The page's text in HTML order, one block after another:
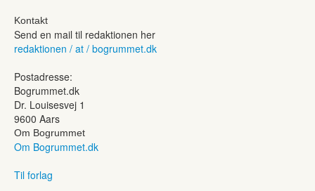
Kontakt
Send en mail til redaktionen her
redaktionen / at / bogrummet.dk
Postadresse:
Bogrummet.dk
Dr. Louisesvej 1
9600 Aars
Om Bogrummet
Om Bogrummet.dk
Til forlag